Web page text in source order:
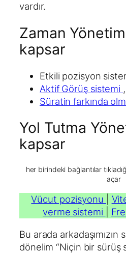
vardır.
Zaman
kapsar
Etkili pozisyon
Aktif Görüş sistemi ,
Süratin farkında
Yol Tutma
kapsar
her birindeki bağlantılar
açar
Vücut pozisyonu
verme sistemi
Bu arada
dönelim “Niçin bir sürüş